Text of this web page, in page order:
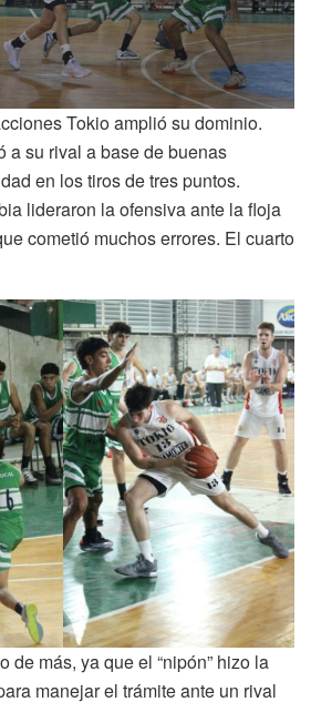
Tokio amplió su dominio.
a su rival a base de buenas
en los tiros de tres puntos.
lideraron la ofensiva ante la floja
cometió muchos errores. El cuarto
de más, ya que el “nipón” hizo la
manejar el trámite ante un rival